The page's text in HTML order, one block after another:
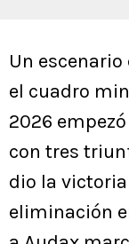
Un
el cuadro
2026
con tres
dio la
eliminación